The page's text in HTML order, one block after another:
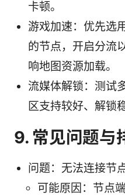
卡顿。
游戏加速：优先选
的节点，开启分流
响地图资源加载。
流媒体解锁：测试
区支持较好、解锁
9. 常见问题与
问题：无法连接节
可能原因：节点